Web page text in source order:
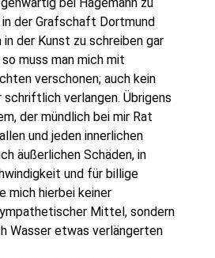
in der Grafschaft Dortmund
in der Kunst zu schreiben gar
muss man mich mit
verschonen; auch kein
schriftlich verlangen. Übrigens
der mündlich bei mir Rat
und jeden innerlichen
äußerlichen Schäden, in
und für billige
mich hierbei keiner
Mittel, sondern
Wasser etwas verlängerten